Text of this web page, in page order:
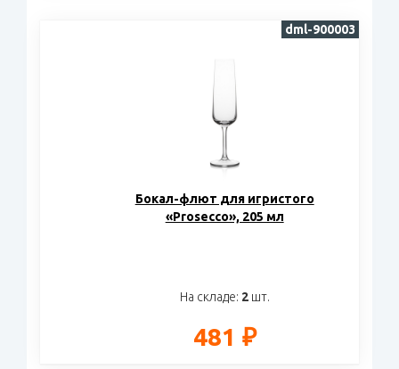
Бокал-флют для игристого
«Prosecco», 205 мл
На складе: 2шт.
481 ₽
dml-900003